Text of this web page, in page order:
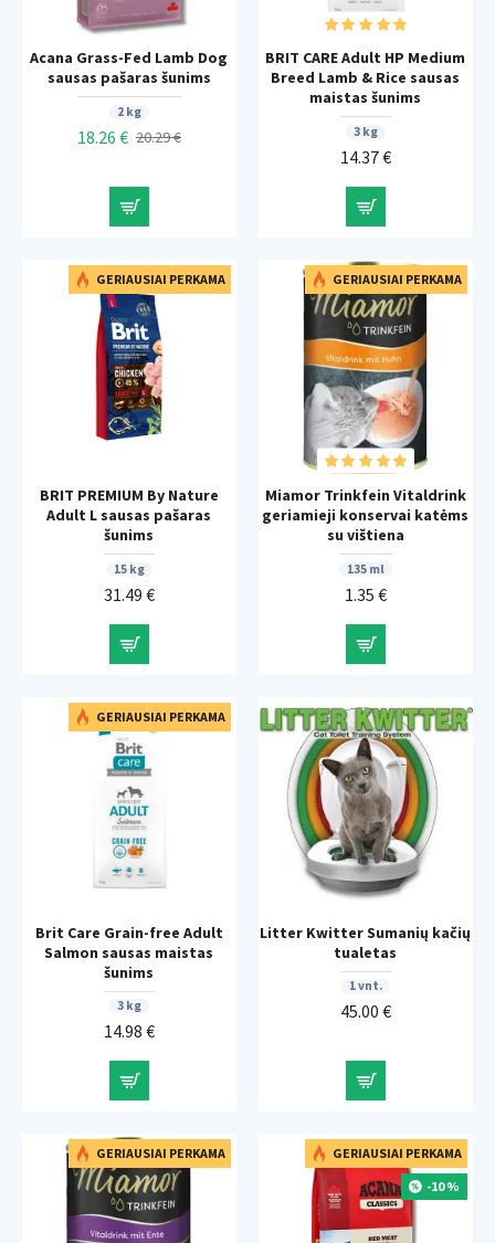
Acana Grass-Fed Lamb Dog
sausas pašaras šunims
2 kg
18.26 € 20.29 €
BRIT CARE Adult HP Medium
Breed Lamb & Rice sausas
maistas šunims
3 kg
14.37 €
GERIAUSIAI PERKAMA
BRIT PREMIUM By Nature
Adult L sausas pašaras
šunims
15 kg
31.49 €
GERIAUSIAI PERKAMA
Miamor Trinkfein Vitaldrink
geriamieji konservai katėms
su vištiena
135 ml
1.35 €
GERIAUSIAI PERKAMA
Brit Care Grain-free Adult
Salmon sausas maistas
šunims
3 kg
14.98 €
Litter Kwitter Sumanių kačių
tualetas
1 vnt.
45.00 €
GERIAUSIAI PERKAMA
GERIAUSIAI PERKAMA
-10 %